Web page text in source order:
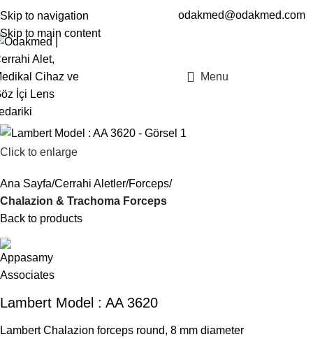
Skip to navigation
Skip to main content
ENTR odakmed@odakmed.com
Menu
Click to enlarge
Ana Sayfa Cerrahi Aletler Forceps
Chalazion & Trachoma Forceps
Back to products
Lambert Model : AA 3620
Lambert Chalazion forceps round, 8 mm diameter